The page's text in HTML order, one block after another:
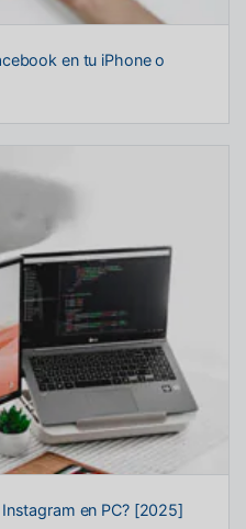
en tu iPhone o
en PC? [2025]